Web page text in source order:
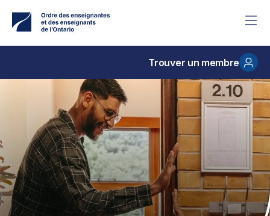
contenu
Trouver un membre